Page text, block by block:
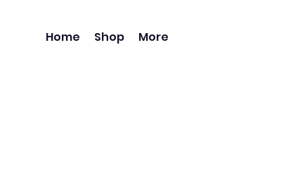
Home Shop More